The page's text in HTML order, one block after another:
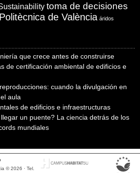
toma de decisiones
de València áridos
que crece antes de construirse
de certificación ambiental de edificios e
cuando la divulgación en
aula
de edificios e infraestructuras
un puente? La ciencia detrás de los
mundiales
© 2026 · Tel.